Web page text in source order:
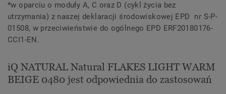
*w oparciu o moduły A, C oraz D (cykl życia bez
utrzymania) z naszej deklaracji środowiskowej EPD nr S-P-
01508, w przeciwieństwie do ogólnego EPD ERF20180176-
CCI1-EN.
iQ NATURAL Natural FLAKES LIGHT WARM
BEIGE 0480 jest odpowiednia do zastosowań